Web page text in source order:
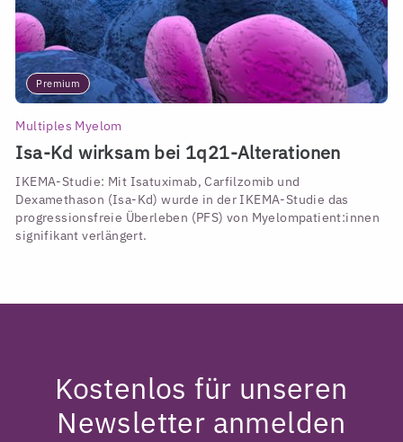
Premium
Multiples Myelom
Isa-Kd wirksam bei 1q21-Alterationen
IKEMA-Studie: Mit Isatuximab, Carfilzomib und
Dexamethason (Isa-Kd) wurde in der IKEMA-Studie das
progressionsfreie Überleben (PFS) von Myelompatient:innen
signifikant verlängert.
Kostenlos für unseren
Newsletter anmelden